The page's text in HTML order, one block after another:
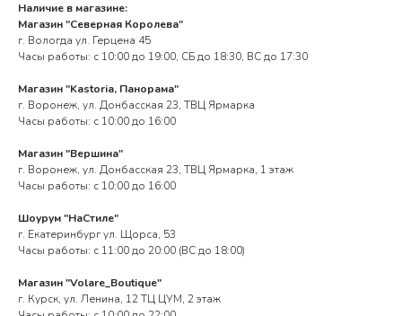
Наличие в магазине:
Магазин "Северная Королева"
г. Вологда ул. Герцена 45
Часы работы: с 10:00 до 19:00, СБ до 18:30, ВС до 17:30
Магазин "Kastoria, Панорама"
г. Воронеж, ул. Донбасская 23, ТВЦ Ярмарка
Часы работы: с 10:00 до 16:00
Магазин "Вершина"
г. Воронеж, ул. Донбасская 23, ТВЦ Ярмарка, 1 этаж
Часы работы: с 10:00 до 16:00
Шоурум "НаСтиле"
г. Екатеринбург ул. Щорса, 53
Часы работы: с 11:00 до 20:00 (ВС до 18:00)
Магазин "Volare_Boutique"
г. Курск, ул. Ленина, 12 ТЦ ЦУМ, 2 этаж